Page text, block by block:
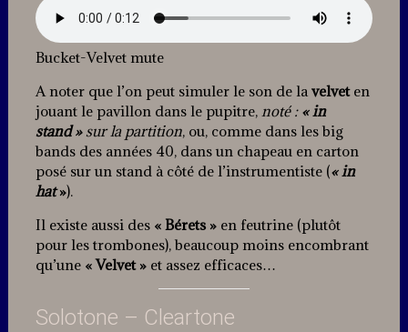
Bucket-Velvet mute
A noter que l’on peut simuler le son de la velveten
jouant le pavillon dans le pupitre, noté : « in
stand »sur la partition, ou, comme dans les big
bands des années 40, dans un chapeau en carton
posé sur un stand à côté de l’instrumentiste (« in
hat»).
Il existe aussi des « Bérets »en feutrine (plutôt
pour les trombones), beaucoup moins encombrant
qu’une « Velvet » et assez efficaces…
Solotone – Cleartone